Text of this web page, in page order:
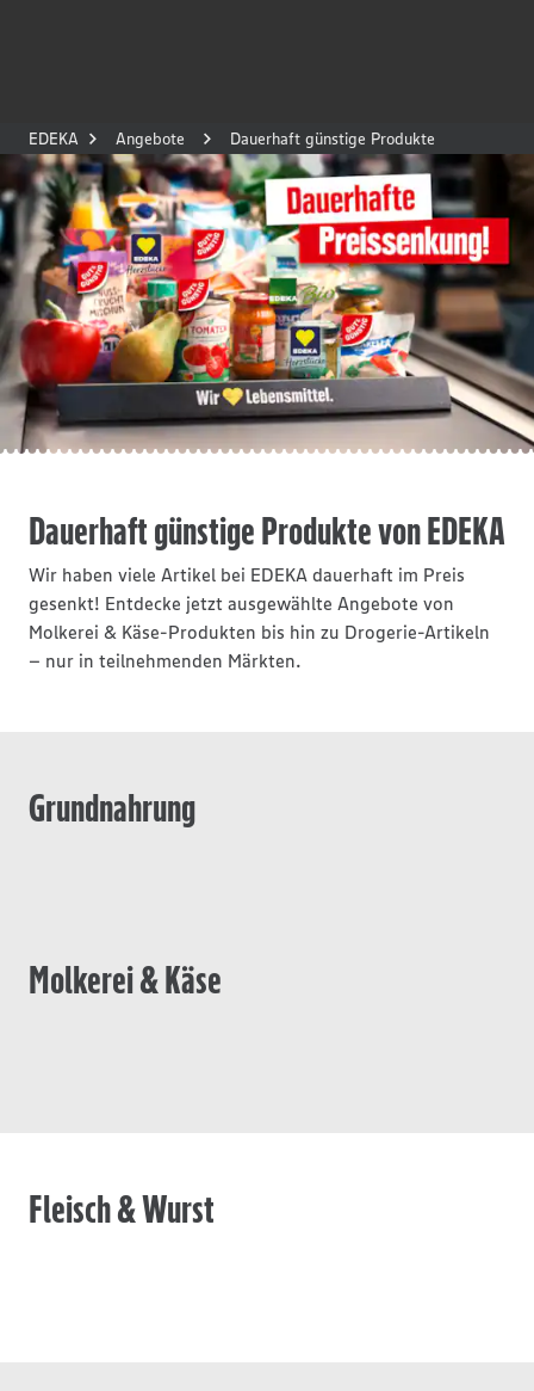
EDEKA Angebote Dauerhaft günstige Produkte
Dauerhaft günstige Produkte von EDEKA
Wir haben viele Artikel bei EDEKA dauerhaft im Preis
gesenkt! Entdecke jetzt ausgewählte Angebote von
Molkerei & Käse-Produkten bis hin zu Drogerie-Artikeln
– nur in teilnehmenden Märkten.
Grundnahrung
Molkerei & Käse
Fleisch & Wurst